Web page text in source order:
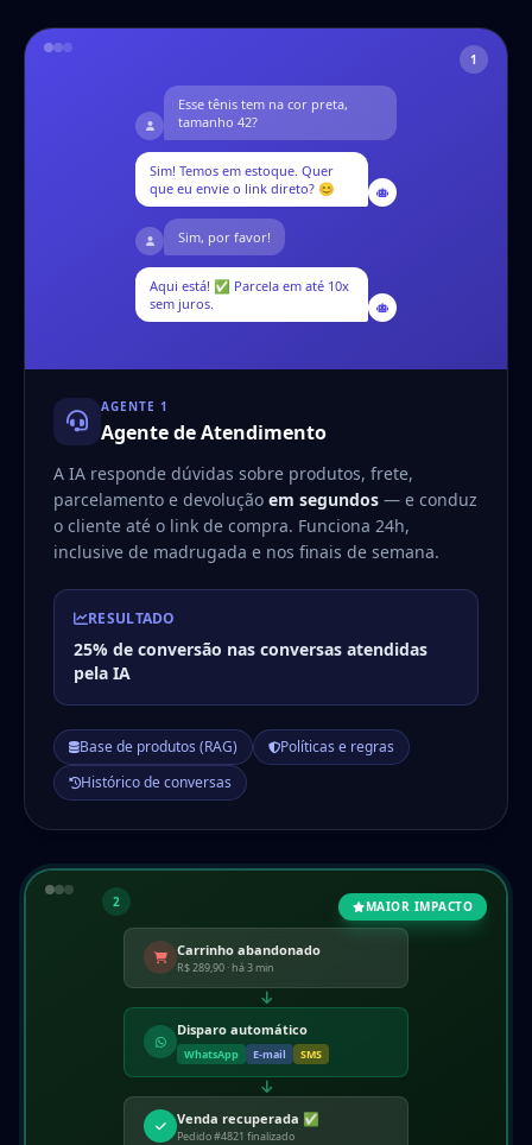
1
Esse tênis tem na cor preta,
tamanho 42?
Sim! Temos em estoque. Quer
que eu envie o link direto? 😊
Sim, por favor!
Aqui está! ✅ Parcela em até 10x
sem juros.
AGENTE 1
Agente de Atendimento
A IA responde dúvidas sobre produtos, frete,
parcelamento e devolução em segundos — e conduz
o cliente até o link de compra. Funciona 24h,
inclusive de madrugada e nos finais de semana.
RESULTADO
25% de conversão nas conversas atendidas
pela IA
Base de produtos (RAG)
Políticas e regras
Histórico de conversas
MAIOR IMPACTO
2
Carrinho abandonado
R$ 289,90 · há 3 min
Disparo automático
WhatsApp E-mail SMS
Venda recuperada ✅
Pedido #4821 finalizado